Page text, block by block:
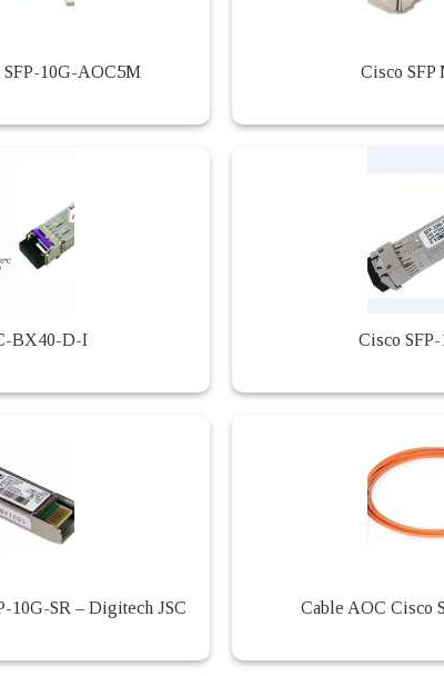
10G-AOC5M Cisco SFP
BX40-D-I Cisco
10G-SR – Digitech JSC Cable AOC Cisco